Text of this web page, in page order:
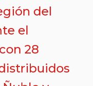
del
el
28